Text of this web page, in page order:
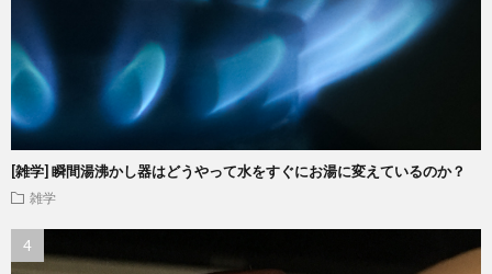
[雑学] 瞬間湯沸かし器はどうやって水をすぐにお湯に変えているのか？
雑学